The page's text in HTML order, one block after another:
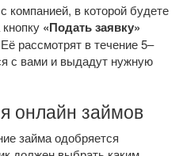
компанией, в которой будете
«Подать заявку»
рассмотрят в течение 5–
с вами и выдадут нужную
онлайн займов
займа одобряется